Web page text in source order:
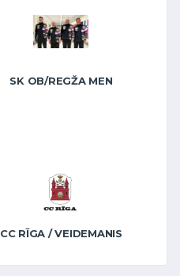
SK OB/REGŽA MEN
CC RĪGA / VEIDEMANIS